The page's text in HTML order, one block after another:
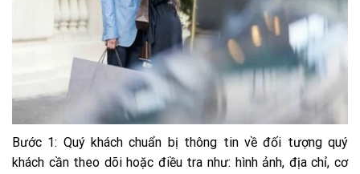
Bước 1: Quý khách chuẩn bị thông tin về đối tượng quý
khách cần theo dõi hoặc điều tra như: hình ảnh, địa chỉ, cơ